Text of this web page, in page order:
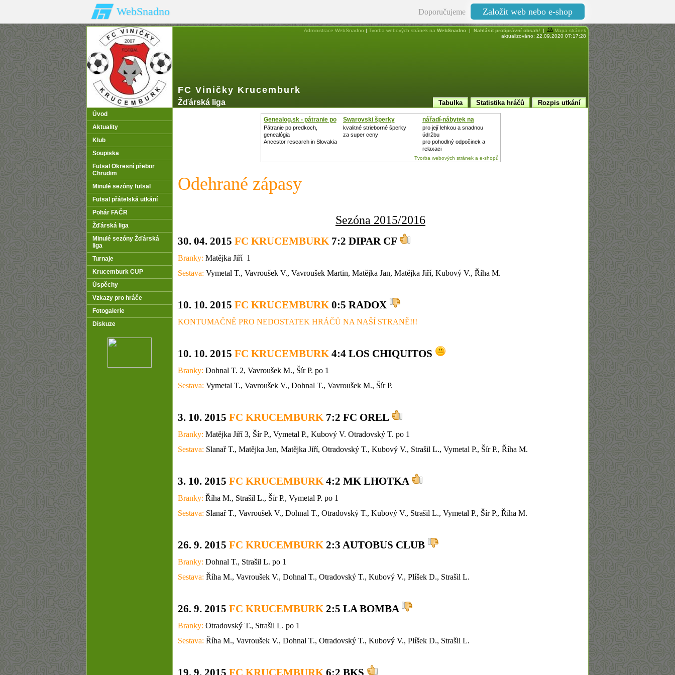
WebSnadno Doporučujeme Založit web nebo e-shop
Administrace WebSnadno | Tvorba webových stránek na WebSnadno | Nahlásit protiprávní obsah! |
Mapa stránek
aktualizováno: 22.09.2020 07:17:28
FC Viničky Krucemburk
Žďárská liga Rozpis utkání
Statistika hráčů
Tabulka
Úvod
Aktuality
Klub
Soupiska
Futsal Okresní přebor
Chrudim
Minulé sezóny futsal
Futsal přátelská utkání
Pohár FAČR
Žďárská liga
Minulé sezóny Žďárská
liga
Turnaje
Krucemburk CUP
Úspěchy
Vzkazy pro hráče
Fotogalerie
Diskuze
Genealog.sk - pátranie po
Pátranie po predkoch,
genealógia
Ancestor research in Slovakia
Swarovski šperky
kvalitné strieborné šperky
za super ceny
nářadí-nábytek na
zahradu
pro její lehkou a snadnou
údržbu
pro pohodlný odpočinek a
relaxaci
Tvorba webových stránek a e-shopů
Odehrané zápasy
Sezóna 2015/2016
30. 04. 2015 FC KRUCEMBURK7:2 DIPAR CF
Branky: Matějka Jiří 1
Sestava: Vymetal T., Vavroušek V., Vavroušek Martin, Matějka Jan, Matějka Jiří, Kubový V., Říha M.
10. 10. 2015 FC KRUCEMBURK0:5 RADOX
KONTUMAČNĚ PRO NEDOSTATEK HRÁČŮ NA NAŠÍ STRANĚ!!!
10. 10. 2015 FC KRUCEMBURK4:4 LOS CHIQUITOS
Branky: Dohnal T. 2, Vavroušek M., Šír P. po 1
Sestava: Vymetal T., Vavroušek V., Dohnal T., Vavroušek M., Šír P.
3. 10. 2015 FC KRUCEMBURK7:2 FC OREL
Branky: Matějka Jiří 3, Šír P., Vymetal P., Kubový V. Otradovský T. po 1
Sestava: Slanař T., Matějka Jan, Matějka Jiří, Otradovský T., Kubový V., Strašil L., Vymetal P., Šír P., Říha M.
3. 10. 2015 FC KRUCEMBURK4:2 MK LHOTKA
Branky: Říha M., Strašil L., Šír P., Vymetal P. po 1
Sestava: Slanař T., Vavroušek V., Dohnal T., Otradovský T., Kubový V., Strašil L., Vymetal P., Šír P., Říha M.
26. 9. 2015 FC KRUCEMBURK2:3 AUTOBUS CLUB
Branky: Dohnal T., Strašil L. po 1
Sestava: Říha M., Vavroušek V., Dohnal T., Otradovský T., Kubový V., Plíšek D., Strašil L.
26. 9. 2015 FC KRUCEMBURK2:5 LA BOMBA
Branky: Otradovský T., Strašil L. po 1
Sestava: Říha M., Vavroušek V., Dohnal T., Otradovský T., Kubový V., Plíšek D., Strašil L.
19. 9. 2015 FC KRUCEMBURK 6:2 BKS